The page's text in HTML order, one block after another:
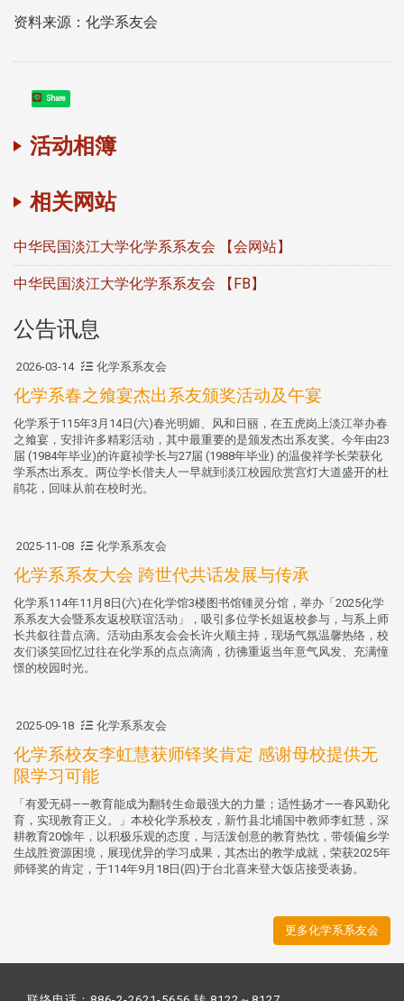
资料来源：化学系友会
Share
活动相簿
相关网站
中华民国淡江大学化学系系友会 【会网站】
中华民国淡江大学化学系系友会 【FB】
公告讯息
2026-03-14 化学系系友会
化学系春之飨宴杰出系友颁奖活动及午宴
化学系于115年3月14日(六)春光明媚、风和日丽，在五虎岗上淡江举办春
之飨宴，安排许多精彩活动，其中最重要的是颁发杰出系友奖。今年由23
届 (1984年毕业)的许庭祯学长与27届 (1988年毕业) 的温俊祥学长荣获化
学系杰出系友。两位学长偕夫人一早就到淡江校园欣赏宫灯大道盛开的杜
鹃花，回味从前在校时光。
2025-11-08 化学系系友会
化学系系友大会 跨世代共话发展与传承
化学系114年11月8日(六)在化学馆3楼图书馆锺灵分馆，举办「2025化学
系系友大会暨系友返校联谊活动」，吸引多位学长姐返校参与，与系上师
长共叙往昔点滴。活动由系友会会长许火顺主持，现场气氛温馨热络，校
友们谈笑回忆过往在化学系的点点滴滴，彷彿重返当年意气风发、充满憧
憬的校园时光。
2025-09-18 化学系系友会
化学系校友李虹慧获师铎奖肯定 感谢母校提供无
限学习可能
「有爱无碍——教育能成为翻转生命最强大的力量；适性扬才——春风勤化
育，实现教育正义。」本校化学系校友，新竹县北埔国中教师李虹慧，深
耕教育20馀年，以积极乐观的态度，与活泼创意的教育热忱，带领偏乡学
生战胜资源困境，展现优异的学习成果，其杰出的教学成就，荣获2025年
师铎奖的肯定，于114年9月18日(四)于台北喜来登大饭店接受表扬。
更多化学系系友会